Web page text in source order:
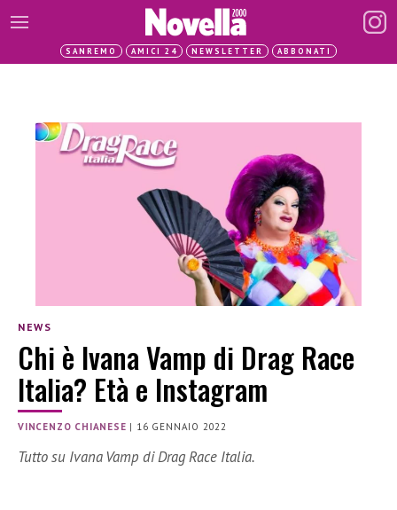
SANREMO AMICI 24 NEWSLETTER ABBONATI
NEWS
Chi è Ivana Vamp di Drag Race
Italia? Età e Instagram
VINCENZO CHIANESE | 16 GENNAIO 2022
Tutto su Ivana Vamp di Drag Race Italia.